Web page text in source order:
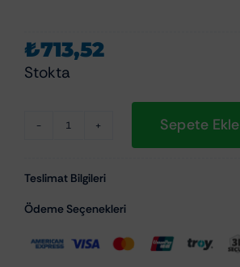
₺713,52
Stokta
Nanolex
Polish
250ml-
Hare
Giderici
Sepete Ekle
Teslimat Bilgileri
Ödeme Seçenekleri